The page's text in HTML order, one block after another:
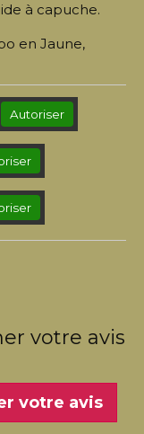
à capuche.
en Jaune,
Autoriser
votre avis
votre avis